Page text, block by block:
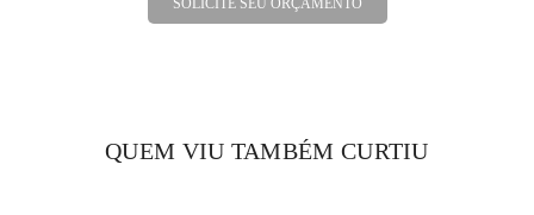
QUEM VIU TAMBÉM CURTIU